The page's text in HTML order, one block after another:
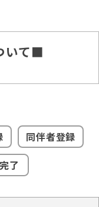
いて■
同伴者登録
了